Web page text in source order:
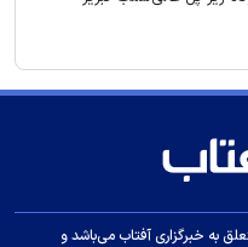
تنگه هرمز بی‌اهمیت خواهد
روسیه را تصویب کرد
را به تعویق انداخت
به خبرگزاری آفتاب می‌باشد و